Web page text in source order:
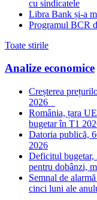
cu sindicatele
Libra Bank și-a
Programul BCR
Toate stirile
Analize economice
Creșterea
2026
România, țara
bugetar în T1
Datoria publică,
2026
Deficitul bugetar,
pentru dobânzi,
Semnal de
cinci luni ale